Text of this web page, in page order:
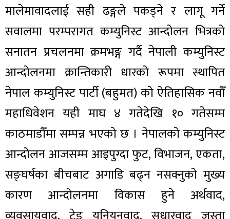
मालेमावादलाई सही ढङ्गले पकड्ने र लागू गर्ने
सवालमा परम्परागत कम्युनिस्ट आन्दोलन भित्रको
सनातन प्रचलनमा क्रमभङ्ग गर्दै नेपाली कम्युनिस्ट
आन्दोलनमा क्रान्तिकारी धारको रूपमा स्थापित
नेपाल कम्युनिस्ट पार्टी (बहुमत) को ऐतिहासिक नवौँ
महाधिवेशन यही माघ ४ गतेदेखि १० गतेसम्म
काठमाडौँमा सम्पन्न भएको छ । नेपालको कम्युनिस्ट
आन्दोलन आजसम्म आइपुग्दा फुट, विभाजन, एकता,
सङ्घर्षका बीचबाट अगाडि बढ्न नसक्नुको मुख्य
कारण आन्दोलनमा विकास हुने अर्थवाद,